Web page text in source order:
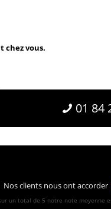
chez vous.
01 84
Nos clients nous ont accorder
un total de 5 notre note moyenne